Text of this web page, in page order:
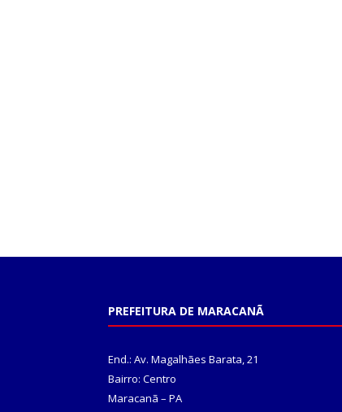
PREFEITURA DE MARACANÃ
End.: Av. Magalhães Barata, 21
Bairro: Centro
Maracanã – PA